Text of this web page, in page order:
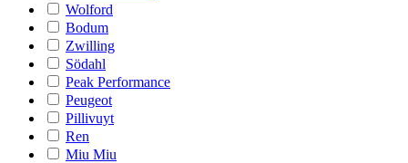
Wolford
Bodum
Zwilling
Södahl
Peak Performance
Peugeot
Pillivuyt
Ren
Miu Miu